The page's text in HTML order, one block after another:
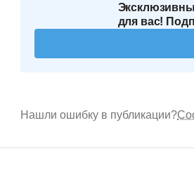
для вас!
Нашли ошибку в публикации?